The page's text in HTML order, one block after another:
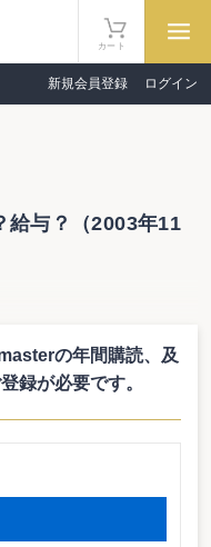
カート
新規会員登録 ログイン
給与？（2003年11
決に続き、本年8月26日に東
た。内容はいずれも、納税者
益を「一時所得」とするもの
未だ「給与所得」との主張を
の年間購読、 及
録が必要です。